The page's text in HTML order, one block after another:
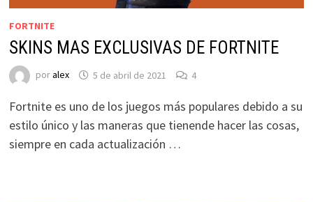
FORTNITE
SKINS MAS EXCLUSIVAS DE FORTNITE
poralex 5 de abril de 2021 4
Fortnite es uno de los juegos más populares debido a su
estilo único y las maneras que tienende hacer las cosas,
siempre en cada actualización …